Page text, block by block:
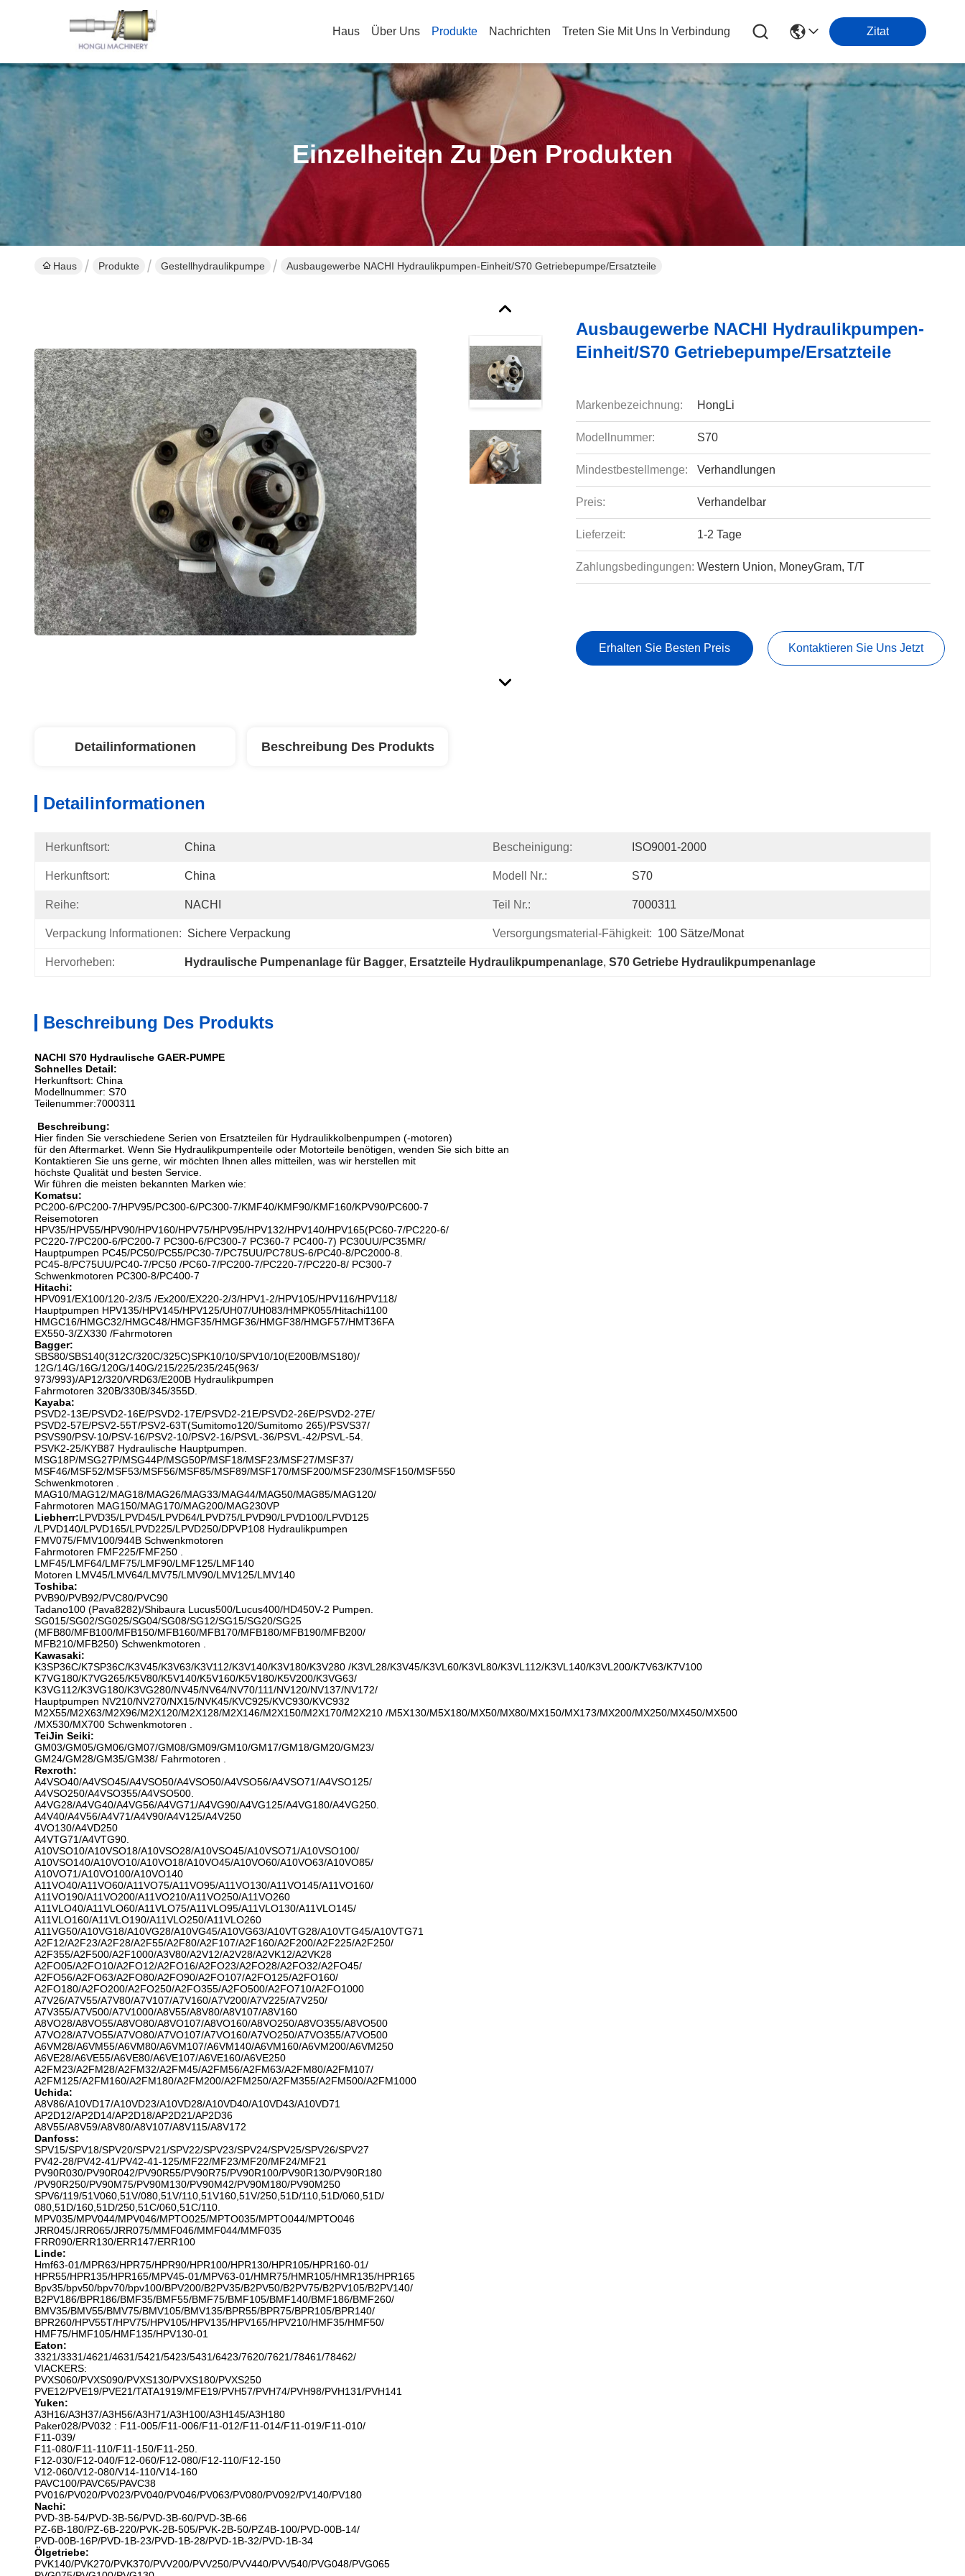
Haus Über Uns Produkte Nachrichten Treten Sie Mit Uns In Verbindung Zitat
Einzelheiten Zu Den Produkten
Haus Produkte Gestellhydraulikpumpe Ausbaugewerbe NACHI Hydraulikpumpen-Einheit/S70 Getriebepumpe/Ersatzteile
Ausbaugewerbe NACHI Hydraulikpumpen-
Einheit/S70 Getriebepumpe/Ersatzteile
Markenbezeichnung: HongLi
Modellnummer: S70
Mindestbestellmenge: Verhandlungen
Preis: Verhandelbar
Lieferzeit: 1-2 Tage
Zahlungsbedingungen: Western Union, MoneyGram, T/T
Erhalten Sie Besten Preis Kontaktieren Sie Uns Jetzt
Detailinformationen Beschreibung Des Produkts
Detailinformationen
Herkunftsort: China Bescheinigung: ISO9001-2000
Herkunftsort: China Modell Nr.: S70
Reihe: NACHI Teil Nr.: 7000311
Verpackung Informationen: Sichere Verpackung Versorgungsmaterial-Fähigkeit: 100 Sätze/Monat
Hervorheben: Hydraulische Pumpenanlage für Bagger, Ersatzteile Hydraulikpumpenanlage, S70 Getriebe Hydraulikpumpenanlage
Beschreibung Des Produkts
NACHI S70 Hydraulische GAER-PUMPE
Schnelles Detail:
Herkunftsort: China
Modellnummer: S70
Teilenummer:7000311
Beschreibung:
Hier finden Sie verschiedene Serien von Ersatzteilen für Hydraulikkolbenpumpen (-motoren)
für den Aftermarket. Wenn Sie Hydraulikpumpenteile oder Motorteile benötigen, wenden Sie sich bitte an
Kontaktieren Sie uns gerne, wir möchten Ihnen alles mitteilen, was wir herstellen mit
höchste Qualität und besten Service.
Wir führen die meisten bekannten Marken wie:
Komatsu:
PC200-6/PC200-7/HPV95/PC300-6/PC300-7/KMF40/KMF90/KMF160/KPV90/PC600-7
Reisemotoren
HPV35/HPV55/HPV90/HPV160/HPV75/HPV95/HPV132/HPV140/HPV165(PC60-7/PC220-6/
PC220-7/PC200-6/PC200-7 PC300-6/PC300-7 PC360-7 PC400-7) PC30UU/PC35MR/
Hauptpumpen PC45/PC50/PC55/PC30-7/PC75UU/PC78US-6/PC40-8/PC2000-8.
PC45-8/PC75UU/PC40-7/PC50 /PC60-7/PC200-7/PC220-7/PC220-8/ PC300-7
Schwenkmotoren PC300-8/PC400-7
Hitachi:
HPV091/EX100/120-2/3/5 /Ex200/EX220-2/3/HPV1-2/HPV105/HPV116/HPV118/
Hauptpumpen HPV135/HPV145/HPV125/UH07/UH083/HMPK055/Hitachi1100
HMGC16/HMGC32/HMGC48/HMGF35/HMGF36/HMGF38/HMGF57/HMT36FA
EX550-3/ZX330 /Fahrmotoren
Bagger:
SBS80/SBS140(312C/320C/325C)SPK10/10/SPV10/10(E200B/MS180)/
12G/14G/16G/120G/140G/215/225/235/245(963/
973/993)/AP12/320/VRD63/E200B Hydraulikpumpen
Fahrmotoren 320B/330B/345/355D.
Kayaba:
PSVD2-13E/PSVD2-16E/PSVD2-17E/PSVD2-21E/PSVD2-26E/PSVD2-27E/
PSVD2-57E/PSV2-55T/PSV2-63T(Sumitomo120/Sumitomo 265)/PSVS37/
PSVS90/PSV-10/PSV-16/PSV2-10/PSV2-16/PSVL-36/PSVL-42/PSVL-54.
PSVK2-25/KYB87 Hydraulische Hauptpumpen.
MSG18P/MSG27P/MSG44P/MSG50P/MSF18/MSF23/MSF27/MSF37/
MSF46/MSF52/MSF53/MSF56/MSF85/MSF89/MSF170/MSF200/MSF230/MSF150/MSF550
Schwenkmotoren .
MAG10/MAG12/MAG18/MAG26/MAG33/MAG44/MAG50/MAG85/MAG120/
Fahrmotoren MAG150/MAG170/MAG200/MAG230VP
Liebherr:LPVD35/LPVD45/LPVD64/LPVD75/LPVD90/LPVD100/LPVD125
/LPVD140/LPVD165/LPVD225/LPVD250/DPVP108 Hydraulikpumpen
FMV075/FMV100/944B Schwenkmotoren
Fahrmotoren FMF225/FMF250 .
LMF45/LMF64/LMF75/LMF90/LMF125/LMF140
Motoren LMV45/LMV64/LMV75/LMV90/LMV125/LMV140
Toshiba:
PVB90/PVB92/PVC80/PVC90
Tadano100 (Pava8282)/Shibaura Lucus500/Lucus400/HD450V-2 Pumpen.
SG015/SG02/SG025/SG04/SG08/SG12/SG15/SG20/SG25
(MFB80/MFB100/MFB150/MFB160/MFB170/MFB180/MFB190/MFB200/
MFB210/MFB250) Schwenkmotoren .
Kawasaki:
K3SP36C/K7SP36C/K3V45/K3V63/K3V112/K3V140/K3V180/K3V280 /K3VL28/K3V45/K3VL60/K3VL80/K3VL112/K3VL140/K3VL200/K7V63/K7V100
K7VG180/K7VG265/K5V80/K5V140/K5V160/K5V180/K5V200/K3VG63/
K3VG112/K3VG180/K3VG280/NV45/NV64/NV70/111/NV120/NV137/NV172/
Hauptpumpen NV210/NV270/NX15/NVK45/KVC925/KVC930/KVC932
M2X55/M2X63/M2X96/M2X120/M2X128/M2X146/M2X150/M2X170/M2X210 /M5X130/M5X180/MX50/MX80/MX150/MX173/MX200/MX250/MX450/MX500
/MX530/MX700 Schwenkmotoren .
TeiJin Seiki:
GM03/GM05/GM06/GM07/GM08/GM09/GM10/GM17/GM18/GM20/GM23/
GM24/GM28/GM35/GM38/ Fahrmotoren .
Rexroth:
A4VSO40/A4VSO45/A4VSO50/A4VSO50/A4VSO56/A4VSO71/A4VSO125/
A4VSO250/A4VSO355/A4VSO500.
A4VG28/A4VG40/A4VG56/A4VG71/A4VG90/A4VG125/A4VG180/A4VG250.
A4V40/A4V56/A4V71/A4V90/A4V125/A4V250
4VO130/A4VD250
A4VTG71/A4VTG90.
A10VSO10/A10VSO18/A10VSO28/A10VSO45/A10VSO71/A10VSO100/
A10VSO140/A10VO10/A10VO18/A10VO45/A10VO60/A10VO63/A10VO85/
A10VO71/A10VO100/A10VO140
A11VO40/A11VO60/A11VO75/A11VO95/A11VO130/A11VO145/A11VO160/
A11VO190/A11VO200/A11VO210/A11VO250/A11VO260
A11VLO40/A11VLO60/A11VLO75/A11VLO95/A11VLO130/A11VLO145/
A11VLO160/A11VLO190/A11VLO250/A11VLO260
A11VG50/A10VG18/A10VG28/A10VG45/A10VG63/A10VTG28/A10VTG45/A10VTG71
A2F12/A2F23/A2F28/A2F55/A2F80/A2F107/A2F160/A2F200/A2F225/A2F250/
A2F355/A2F500/A2F1000/A3V80/A2V12/A2V28/A2VK12/A2VK28
A2FO05/A2FO10/A2FO12/A2FO16/A2FO23/A2FO28/A2FO32/A2FO45/
A2FO56/A2FO63/A2FO80/A2FO90/A2FO107/A2FO125/A2FO160/
A2FO180/A2FO200/A2FO250/A2FO355/A2FO500/A2FO710/A2FO1000
A7V26/A7V55/A7V80/A7V107/A7V160/A7V200/A7V225/A7V250/
A7V355/A7V500/A7V1000/A8V55/A8V80/A8V107/A8V160
A8VO28/A8VO55/A8VO80/A8VO107/A8VO160/A8VO250/A8VO355/A8VO500
A7VO28/A7VO55/A7VO80/A7VO107/A7VO160/A7VO250/A7VO355/A7VO500
A6VM28/A6VM55/A6VM80/A6VM107/A6VM140/A6VM160/A6VM200/A6VM250
A6VE28/A6VE55/A6VE80/A6VE107/A6VE160/A6VE250
A2FM23/A2FM28/A2FM32/A2FM45/A2FM56/A2FM63/A2FM80/A2FM107/
A2FM125/A2FM160/A2FM180/A2FM200/A2FM250/A2FM355/A2FM500/A2FM1000
Uchida:
A8V86/A10VD17/A10VD23/A10VD28/A10VD40/A10VD43/A10VD71
AP2D12/AP2D14/AP2D18/AP2D21/AP2D36
A8V55/A8V59/A8V80/A8V107/A8V115/A8V172
Danfoss:
SPV15/SPV18/SPV20/SPV21/SPV22/SPV23/SPV24/SPV25/SPV26/SPV27
PV42-28/PV42-41/PV42-41-125/MF22/MF23/MF20/MF24/MF21
PV90R030/PV90R042/PV90R55/PV90R75/PV90R100/PV90R130/PV90R180
/PV90R250/PV90M75/PV90M130/PV90M42/PV90M180/PV90M250
SPV6/119/51V060,51V/080,51V/110,51V160,51V/250,51D/110,51D/060,51D/
080,51D/160,51D/250,51C/060,51C/110.
MPV035/MPV044/MPV046/MPTO025/MPTO035/MPTO044/MPTO046
JRR045/JRR065/JRR075/MMF046/MMF044/MMF035
FRR090/ERR130/ERR147/ERR100
Linde:
Hmf63-01/MPR63/HPR75/HPR90/HPR100/HPR130/HPR105/HPR160-01/
HPR55/HPR135/HPR165/MPV45-01/MPV63-01/HMR75/HMR105/HMR135/HPR165
Bpv35/bpv50/bpv70/bpv100/BPV200/B2PV35/B2PV50/B2PV75/B2PV105/B2PV140/
B2PV186/BPR186/BMF35/BMF55/BMF75/BMF105/BMF140/BMF186/BMF260/
BMV35/BMV55/BMV75/BMV105/BMV135/BPR55/BPR75/BPR105/BPR140/
BPR260/HPV55T/HPV75/HPV105/HPV135/HPV165/HPV210/HMF35/HMF50/
HMF75/HMF105/HMF135/HPV130-01
Eaton:
3321/3331/4621/4631/5421/5423/5431/6423/7620/7621/78461/78462/
VIACKERS:
PVXS060/PVXS090/PVXS130/PVXS180/PVXS250
PVE12/PVE19/PVE21/TATA1919/MFE19/PVH57/PVH74/PVH98/PVH131/PVH141
Yuken:
A3H16/A3H37/A3H56/A3H71/A3H100/A3H145/A3H180
Paker028/PV032 : F11-005/F11-006/F11-012/F11-014/F11-019/F11-010/
F11-039/
F11-080/F11-110/F11-150/F11-250.
F12-030/F12-040/F12-060/F12-080/F12-110/F12-150
V12-060/V12-080/V14-110/V14-160
PAVC100/PAVC65/PAVC38
PV016/PV020/PV023/PV040/PV046/PV063/PV080/PV092/PV140/PV180
Nachi:
PVD-3B-54/PVD-3B-56/PVD-3B-60/PVD-3B-66
PZ-6B-180/PZ-6B-220/PVK-2B-505/PVK-2B-50/PZ4B-100/PVD-00B-14/
PVD-00B-16P/PVD-1B-23/PVD-1B-28/PVD-1B-32/PVD-1B-34
Ölgetriebe:
PVK140/PVK270/PVK370/PVV200/PVV250/PVV440/PVV540/PVG048/PVG065